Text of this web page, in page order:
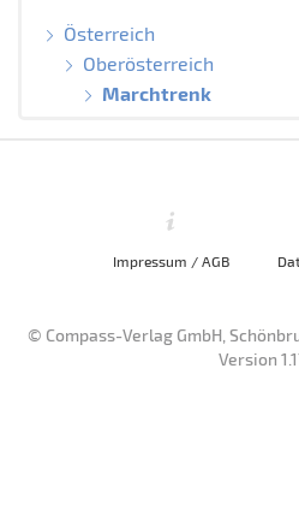
Österreich
Oberösterreich
Marchtrenk
Impressum / AGB
© Compass-Verlag GmbH,
Version